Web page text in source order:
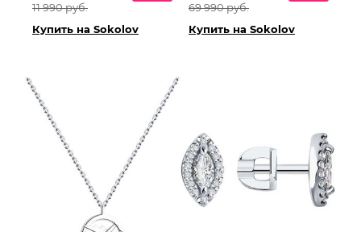
11 990 руб.
Купить на Sokolov
69 990 руб.
Купить на Sokolov